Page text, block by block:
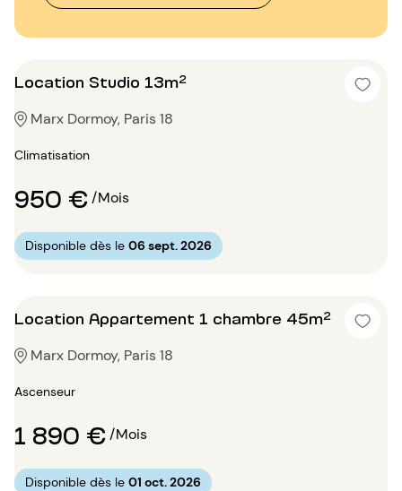
Location Studio 13m²
Marx Dormoy, Paris 18
Climatisation
950 €/Mois
Disponible dès le 06 sept. 2026
Location Appartement 1 chambre 45m²
Marx Dormoy, Paris 18
Ascenseur
1 890 €/Mois
Disponible dès le 01 oct. 2026